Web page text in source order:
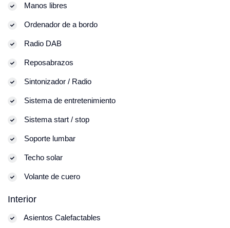
Manos libres
Ordenador de a bordo
Radio DAB
Reposabrazos
Sintonizador / Radio
Sistema de entretenimiento
Sistema start / stop
Soporte lumbar
Techo solar
Volante de cuero
Interior
Asientos Calefactables